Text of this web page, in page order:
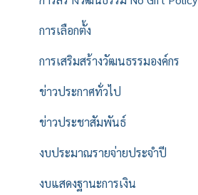
การเลือกตั้ง
การเสริมสร้างวัฒนธรรมองค์กร
ข่าวประกาศทั่วไป
ข่าวประชาสัมพันธ์
งบประมาณรายจ่ายประจำปี
งบแสดงฐานะการเงิน